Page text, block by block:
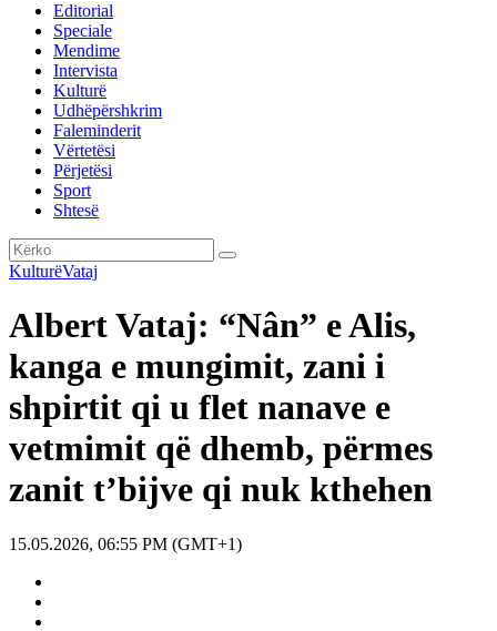
Editorial
Speciale
Mendime
Intervista
Kulturë
Udhëpërshkrim
Faleminderit
Vërtetësi
Përjetësi
Sport
Shtesë
KulturëVataj
Albert Vataj: “Nân” e Alis,
kanga e mungimit, zani i
shpirtit qi u flet nanave e
vetmimit që dhemb, përmes
zanit t’bijve qi nuk kthehen
15.05.2026, 06:55 PM (GMT+1)